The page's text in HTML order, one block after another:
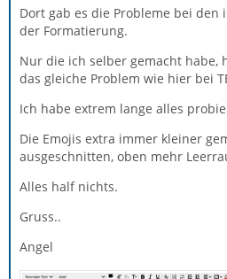
Dort gab es die Probleme bei
der Formatierung.
Nur die ich selber gemacht habe,
das gleiche Problem wie hier bei
Ich habe extrem lange alles
Die Emojis extra immer kleiner
ausgeschnitten, oben mehr
Alles half nichts.
Gruss..
Angel